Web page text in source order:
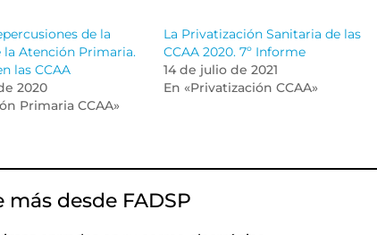
de la
la Atención Primaria.
las CCAA
2020
Primaria CCAA»
La Privatización Sanitaria de las
CCAA 2020. 7º Informe
14 de julio de 2021
En «Privatización CCAA»
más desde FADSP